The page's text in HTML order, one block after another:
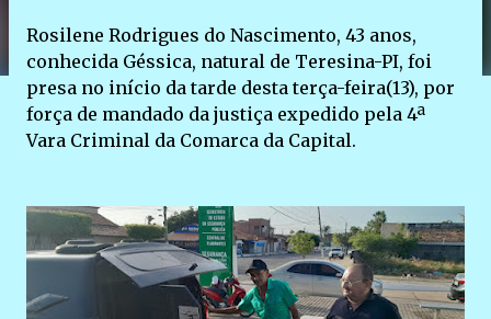
Rosilene Rodrigues do Nascimento, 43 anos,
conhecida Géssica, natural de Teresina-PI, foi
presa no início da tarde desta terça-feira(13), por
força de mandado da justiça expedido pela 4ª
Vara Criminal da Comarca da Capital.